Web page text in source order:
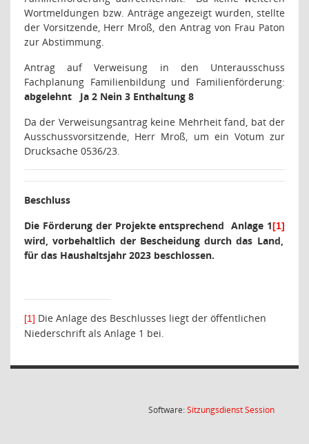
Wortmeldungen bzw. Anträge angezeigt wurden, stellte
der Vorsitzende, Herr Mroß, den Antrag von Frau Paton
zur Abstimmung.
Antrag auf Verweisung in den Unterausschuss
Fachplanung Familienbildung und Familienförderung:
abgelehnt
Ja 2 Nein 3 Enthaltung 8
Da der Verweisungsantrag keine Mehrheit fand, bat der
Ausschussvorsitzende, Herr Mroß, um ein Votum zur
Drucksache 0536/23.
Beschluss
Die Förderung der Projekte entsprechend Anlage 1[1]
wird, vorbehaltlich der Bescheidung durch das Land,
für das Haushaltsjahr 2023 beschlossen.
[1] Die Anlage des Beschlusses liegt der öffentlichen
Niederschrift als Anlage 1 bei.
Software:SitzungsdienstSession(Wird in